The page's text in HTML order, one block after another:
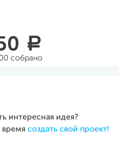
a
собрано
интересная идея?
время создать свой проект!